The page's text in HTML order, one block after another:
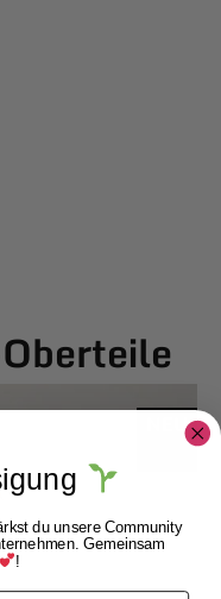
NEU
du unsere Community
Gemeinsam
!